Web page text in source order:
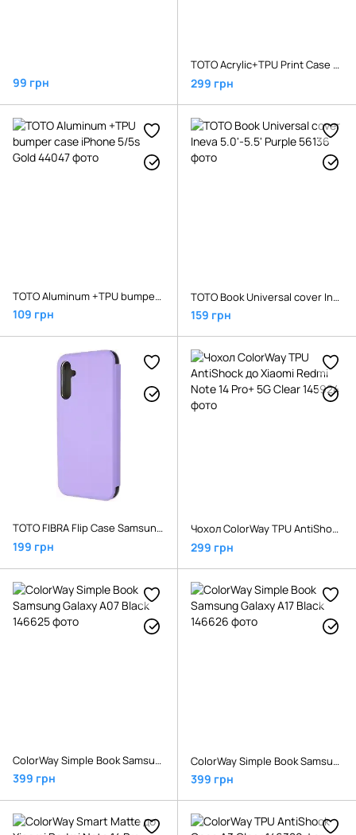
99 грн
TOTO Acrylic+TPU Print Case Apple iPhone 7 Plus/8 Plus #7 Cat In Hat Transparent
299 грн
TOTO Aluminum +TPU bumper case iPhone 5/5s Gold
109 грн
TOTO Book Universal cover Ineva 5.0'-5.5' Purple
159 грн
TOTO FIBRA Flip Case Samsung A15 Light Purple
199 грн
Чохол ColorWay TPU AntiShock до Xiaomi Redmi Note 14 Pro+ 5G Clear
299 грн
ColorWay Simple Book Samsung Galaxy A07 Black
399 грн
ColorWay Simple Book Samsung Galaxy A17 Black
399 грн